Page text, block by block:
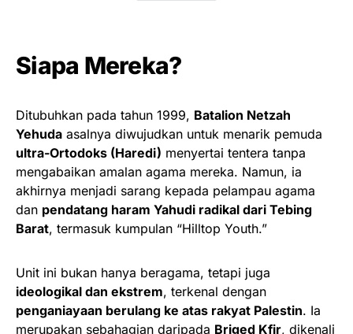
Siapa Mereka?
Ditubuhkan pada tahun 1999, Batalion Netzah
Yehuda asalnya diwujudkan untuk menarik pemuda
ultra-Ortodoks (Haredi) menyertai tentera tanpa
mengabaikan amalan agama mereka. Namun, ia
akhirnya menjadi sarang kepada pelampau agama
dan pendatang haram Yahudi radikal dari Tebing
Barat, termasuk kumpulan “Hilltop Youth.”
Unit ini bukan hanya beragama, tetapi juga
ideologikal dan ekstrem, terkenal dengan
penganiayaan berulang ke atas rakyat Palestin. Ia
merupakan sebahagian daripada Briged Kfir, dikenali